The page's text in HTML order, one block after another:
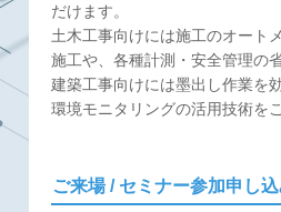
だけます。
土木工事向けには施工のオート
施工や、各種計測・安全管理の省
建築工事向けには墨出し作業を
環境モニタリングの活用技術を
ご来場 / セミナー参加申し